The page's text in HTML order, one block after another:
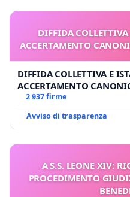
DIFFIDA
ACCERTAMENTO
DIFFIDA COLLETTIVA E
ACCERTAMENTO
2 937 firme
Avviso di trasparenza
A S.S. LEONE XIV:
PROCEDIMENTO